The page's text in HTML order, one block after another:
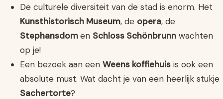
De culturele diversiteit van de stad is enorm. Het
Kunsthistorisch Museum, de opera, de
Stephansdomen Schloss Schönbrunn wachten
op je!
Een bezoek aan een Weens koffiehuis is ook een
absolute must. Wat dacht je van een heerlijk stukje
Sachertorte?